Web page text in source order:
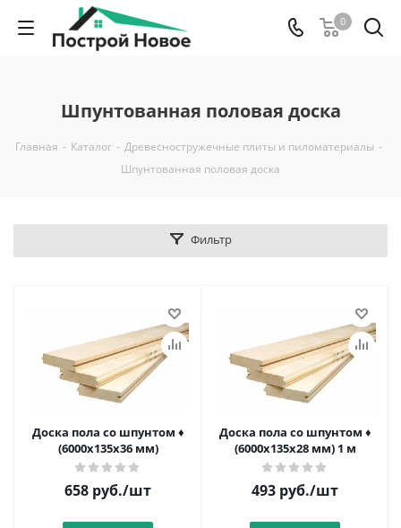
0
Шпунтованная половая доска
Главная - Каталог - Древесностружечные плиты и пиломатериалы -
Шпунтованная половая доска
Фильтр
Доска пола со шпунтом ♦
(6000х135х36 мм)
658 руб./шт
Доска пола со шпунтом ♦
(6000х135х28 мм) 1 м
493 руб./шт